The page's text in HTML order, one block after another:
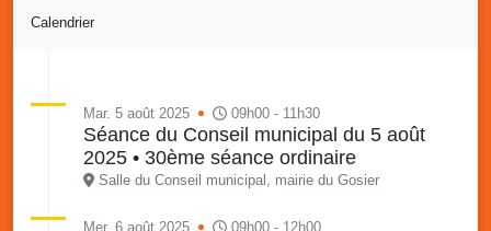
Calendrier
Mar. 5 août 2025 09h00 - 11h30
Séance du Conseil municipal du 5 août
2025 • 30ème séance ordinaire
Salle du Conseil municipal, mairie du Gosier
Mer. 6 août 2025 09h00 - 12h00